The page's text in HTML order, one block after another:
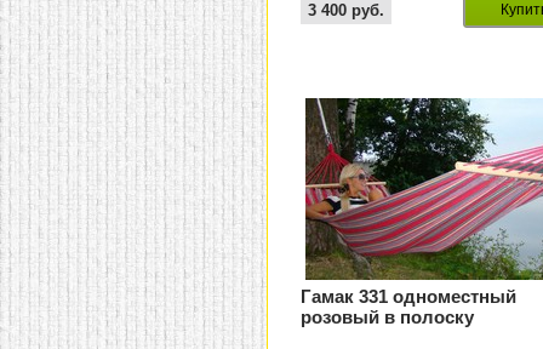
3 400 руб.
Гамак 331 одноместный
розовый в полоску